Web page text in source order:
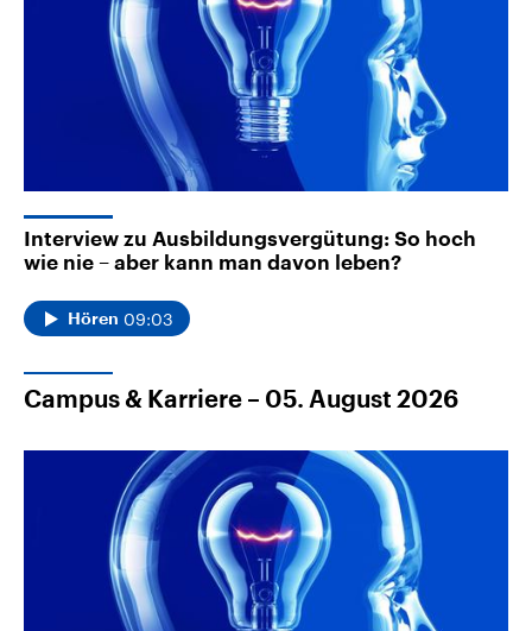
Interview zu Ausbildungsvergütung: So hoch
wie nie – aber kann man davon leben?
Hören 09:03
Campus & Karriere – 05. August 2026